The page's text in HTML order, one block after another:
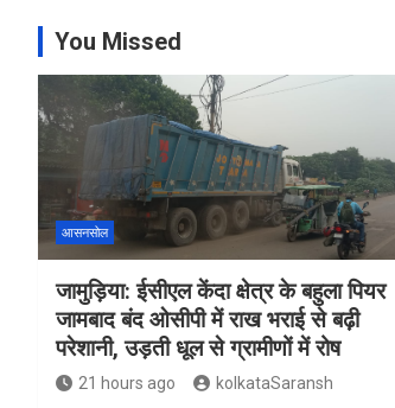
You Missed
आसनसोल
जामुड़िया: ईसीएल केंदा क्षेत्र के बहुला पियर
जामबाद बंद ओसीपी में राख भराई से बढ़ी
परेशानी, उड़ती धूल से ग्रामीणों में रोष
21 hours ago kolkataSaransh